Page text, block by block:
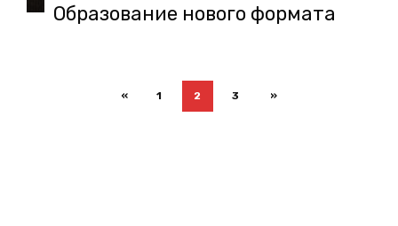
Образование нового формата
« 1 2 3 »